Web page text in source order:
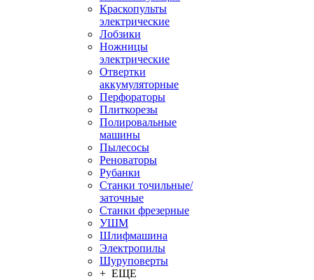
Краскопульты
электрические
Лобзики
Ножницы
электрические
Отвертки
аккумуляторные
Перфораторы
Плиткорезы
Полировальные
машины
Пылесосы
Реноваторы
Рубанки
Станки точильные/
заточные
Станки фрезерные
УШМ
Шлифмашина
Электропилы
Шуруповерты
+ ЕЩЕ